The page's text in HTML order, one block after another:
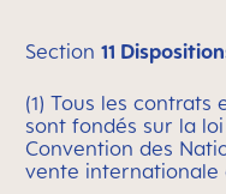
Section 11
(1) Tous les
sont fondés sur la
Convention des
vente internationale